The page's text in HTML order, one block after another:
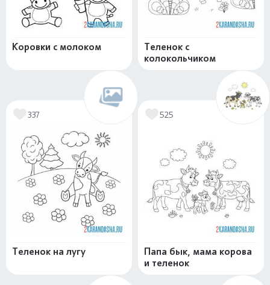
Коровки с молоком
Теленок с
колокольчиком
337
Теленок на лугу
525
Папа бык, мама корова
и теленок